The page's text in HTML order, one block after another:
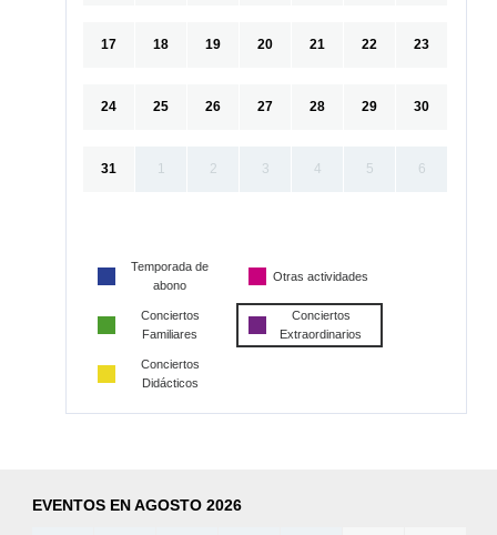
17 18 19 20 21 22 23
24 25 26 27 28 29 30
31 1 2 3 4 5 6
Temporada de
abono
Otras actividades
Conciertos
Familiares
Conciertos
Extraordinarios
Conciertos
Didácticos
EVENTOS EN AGOSTO 2026